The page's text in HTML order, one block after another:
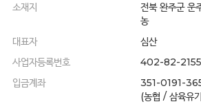
소재지
전북 완주군 운
농
대표자
심산
사업자등록번호
402-82-
입금계좌
351-0191-
(농협 / 삼육유